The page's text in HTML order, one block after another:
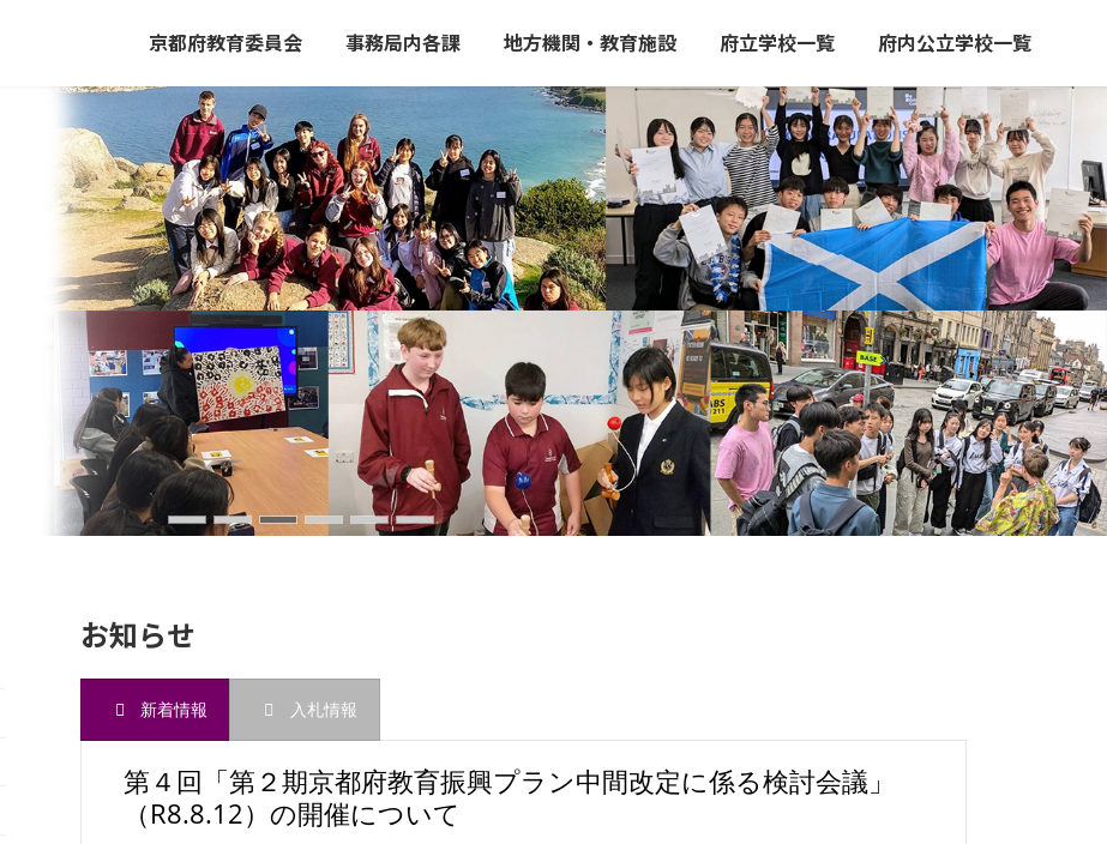
京都府教育委員会 事務局内各課 地方機関・教育施設 府立学校一覧 府内公立学校一覧
お知らせ
新着情報 入札情報
第４回「第２期京都府教育振興プラン中間改定に係る検討会議」
（R8.8.12）の開催について